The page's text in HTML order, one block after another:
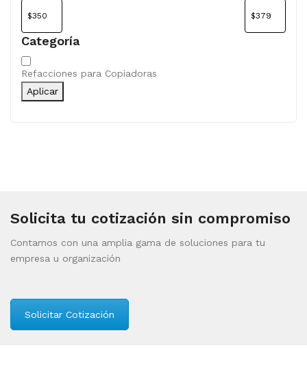
Categoría
Categoría
Refacciones para Copiadoras
Aplicar
Solicita tu cotización sin compromiso
Contamos con una amplia gama de soluciones para tu
empresa u organización
Solicitar Cotización